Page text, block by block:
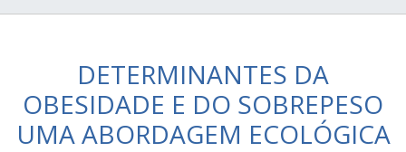
DETERMINANTES DA
OBESIDADE E DO SOBREPESO
UMA ABORDAGEM ECOLÓGICA